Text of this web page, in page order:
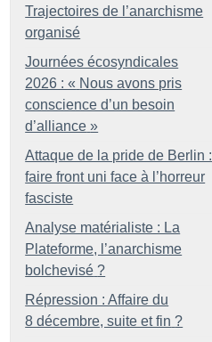
Trajectoires de l’anarchisme
organisé
Journées écosyndicales
2026 : « Nous avons pris
conscience d’un besoin
d’alliance »
Attaque de la pride de Berlin :
faire front uni face à l’horreur
fasciste
Analyse matérialiste : La
Plateforme, l’anarchisme
bolchevisé ?
Répression : Affaire du
8 décembre, suite et fin ?